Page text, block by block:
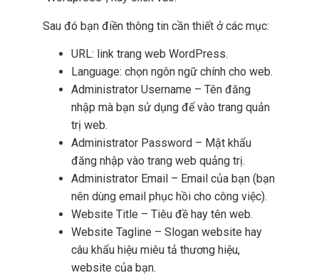
Sau đó bạn điền thông tin cần thiết ở các mục:
URL: link trang web WordPress.
Language: chọn ngôn ngữ chính cho web.
Administrator Username – Tên đăng
nhập mà bạn sử dụng để vào trang quản
trị web.
Administrator Password – Mật khẩu
đăng nhập vào trang web quảng trị.
Administrator Email – Email của bạn (bạn
nên dùng email phục hồi cho công việc).
Website Title – Tiêu đề hay tên web.
Website Tagline – Slogan website hay
câu khẩu hiệu miêu tả thương hiệu,
website của bạn.